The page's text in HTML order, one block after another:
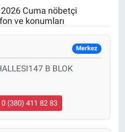
Cuma nöbetçi
ve konumları
Merkez
B BLOK
0 (380) 411 82 83